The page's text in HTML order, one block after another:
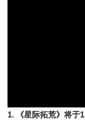
1. 《星际拓荒》将于